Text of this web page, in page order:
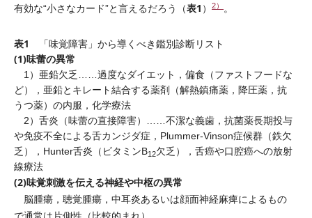
有効な“小さなカード”と言えるだろう（表1 ） 2） 。
表1 「味覚障害」から導くべき鑑別診断リスト
(1)味蕾の異常
1）亜鉛欠乏……過度なダイエット，偏食（ファストフードな
ど），亜鉛とキレート結合する薬剤（解熱鎮痛薬，降圧薬，抗
うつ薬）の内服，化学療法
2）舌炎（味蕾の直接障害）……不潔な義歯，抗菌薬長期投与
や免疫不全による舌カンジダ症，Plummer-Vinson症候群（鉄欠
乏），Hunter舌炎（ビタミンB12欠乏），舌癌や口腔癌への放射
線療法
(2)味覚刺激を伝える神経や中枢の異常
脳腫瘍，聴覚腫瘍，中耳炎あるいは顔面神経麻痺によるもの